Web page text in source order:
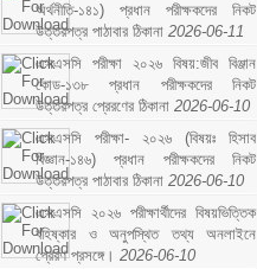
অর্থনীতি-১৪১) প্রধান পরীক্ষকদের নিকট
উত্তরপত্র পাঠাবার ঠিকানা 2026-06-11
এসএসসি পরীক্ষা ২০২৬ বিষয়:জীব বিঞ্জান
কোড-১৩৮ প্রধান পরীক্ষকদের নিকট
উত্তরপত্র প্রেরণের ঠিকানা 2026-06-10
এসএসসি পরীক্ষা- ২০২৬ (বিষয়ঃ হিসাব
বিজ্ঞান-১৪৬) প্রধান পরীক্ষকদের নিকট
উত্তরপত্র পাঠাবার ঠিকানা 2026-06-10
এসএসসি ২০২৬ পরীক্ষার্থীদের বিষয়ভিত্তিক
বহিষ্কার ও অনুপস্থিত তথ্য অনলাইনে
প্রেরণ প্রসঙ্গে। 2026-06-10